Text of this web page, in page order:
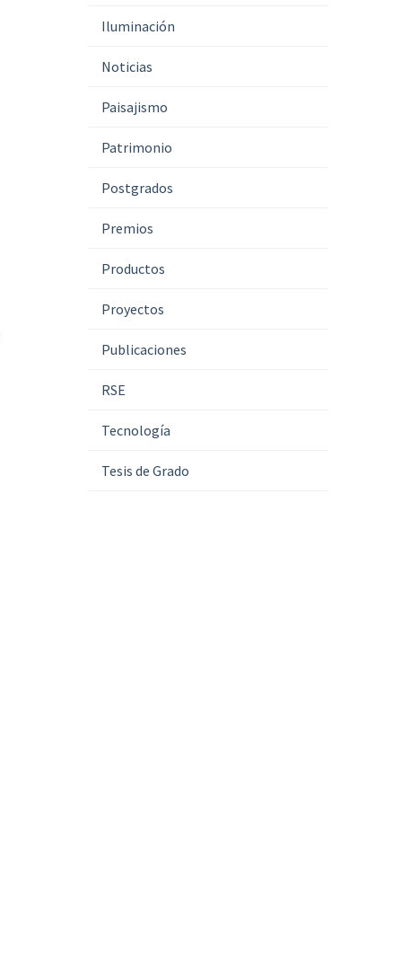
Iluminación
Noticias
Paisajismo
Patrimonio
Postgrados
Premios
Productos
Proyectos
Publicaciones
RSE
Tecnología
Tesis de Grado